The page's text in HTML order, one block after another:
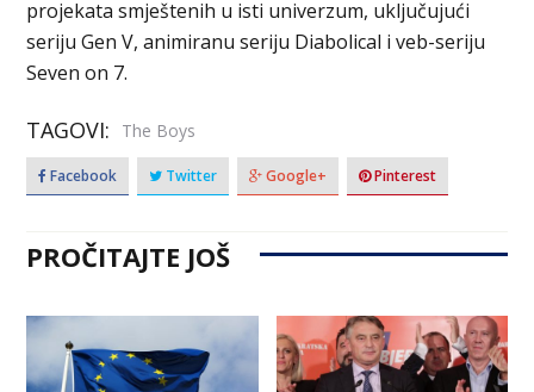
projekata smještenih u isti univerzum, uključujući
seriju Gen V, animiranu seriju Diabolical i veb-seriju
Seven on 7.
TAGOVI: The Boys
Facebook Twitter Google+ Pinterest
PROČITAJTE JOŠ